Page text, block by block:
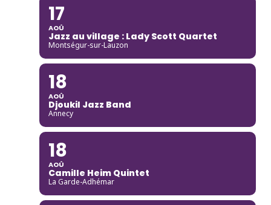
17
AOÛ
Jazz au village : Lady Scott Quartet
Montségur-sur-Lauzon
18
AOÛ
Djoukil Jazz Band
Annecy
18
AOÛ
Camille Heim Quintet
La Garde-Adhémar